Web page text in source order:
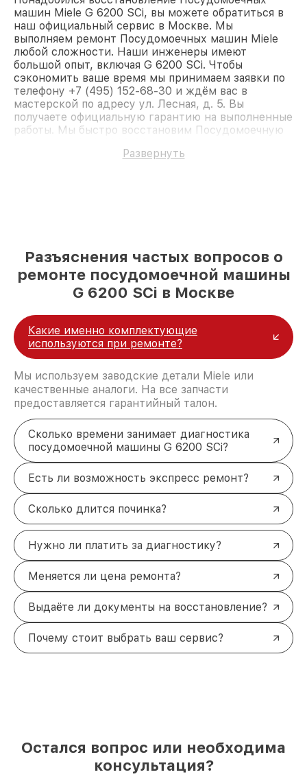
машин Miele G 6200 SCi, вы можете обратиться в
наш официальный сервис в Москве. Мы
выполняем ремонт Посудомоечных машин Miele
любой сложности. Наши инженеры имеют
большой опыт, включая G 6200 SCi. Чтобы
сэкономить ваше время мы принимаем заявки по
телефону +7 (495) 152-68-30 и ждём вас в
мастерской по адресу ул. Лесная, д. 5. Вы
получаете официальную гарантию на выполненные
работы. Мы быстро восстановим Посудомоечную
Развернуть
Разъяснения частых вопросов о
ремонте посудомоечной машины
G 6200 SCi в Москве
Какие именно комплектующие
используются при ремонте?
Мы используем заводские детали Miele или
качественные аналоги. На все запчасти
предоставляется гарантийный талон.
Сколько времени занимает диагностика
посудомоечной машины G 6200 SCi?
Есть ли возможность экспресс ремонт?
Сколько длится починка?
Нужно ли платить за диагностику?
Меняется ли цена ремонта?
Выдаёте ли документы на восстановление?
Почему стоит выбрать ваш сервис?
Остался вопрос или необходима
консультация?